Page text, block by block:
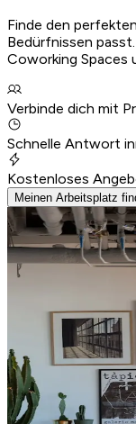
Finde den
Bedürfnissen
Coworking Spaces
Verbinde dich mit
Schnelle Antwort
Kostenloses
Meinen Arbeitsplatz